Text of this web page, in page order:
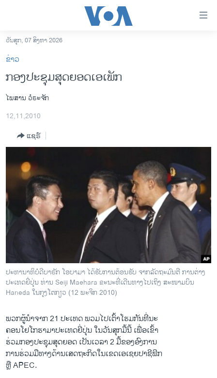
ເຂົ້າ
ຫາ
ຂ້າມ
ຂ້າມ
ໄປ
ຫາ
ອາເມຣິກາ
ການເລືອກຕັ້ງ ປະທານາທີບໍດີ ສະຫະລັດ 2024
ຂ່າວ​ຈີນ
ໂລກ
ອິດສະຫຼະພາບດ້ານການຂ່າວ
ຊີວິດຊາວລາວ
ຊຸມຊົນຊາວລາວ
ວິທະຍາສາດ-ເທັກໂນໂລຈີ
ພາສາອັງກິດ
ວີດີໂອ
ສຽງ
ລາຍການກະຈາຍສຽງ
ລາຍງານ
ຕິດຕາມພວກເຮົາ ທີ່
ພາສາຕ່າງໆ
ວັນສຸກ, 07 ສິງຫາ 2026
ຂ່າວ
ກອງປະຊຸມສຸດຍອດເອເພັກ
ໄພສານ ວໍຣະຈັກ
12,11,2010
ແຊຣ໌
ປະທານາທິບໍດີບາຣັກ ໂອບາມາ ໄດ້ຮັບການຕ້ອນຮັບ ຈາກລັດຖະມົນຕີ ການຕ່າງ
ປະເທດຍີ່ປຸ່ນ ທ່ານ Seiji Maehara ຂະນະທີ່ເດີນທາງໄປເຖິງ ສະໜາມບິນ
Haneda ໃນກຸງໂຕກຽວ (12 ພະຈິກ 2010)
ພວກຜູ້ນຳຈາກ 21 ປະເທດ ພວມໄປເຕົ້າໂຮມກັນທີ່ນະ
ຄອນໂຢໂກຮາມາປະເທດຍີ່ປຸ່ນ ໃນວັນສຸກມື້ນີ້ ເພື່ອເຂົ້າ
ຮ່ວມກອງປະຊຸມສຸດຍອດ ເປັນເວລາ 2 ມື້ຂອງອົງການ
ການຮ່ວມມືທາງດ້ານເສດຖະກິດໃນເຂດເອເຊຍປາຊີຟິກ
ຫຼື APEC.